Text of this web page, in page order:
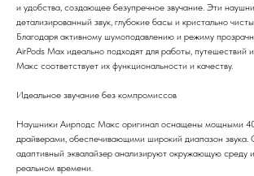
и удобства, создающее безупречное звучание. Эти
детализированный звук, глубокие басы и кристально
Благодаря активному шумоподавлению и режиму
AirPods Max идеально подходят для работы,
Макс соответствует их функциональности и качеству.
Идеальное звучание без компромиссов
Наушники Аирподс Макс оригинал оснащены мощными
драйверами, обеспечивающими широкий диапазон
адаптивный эквалайзер анализируют окружающую среду
реальном времени.